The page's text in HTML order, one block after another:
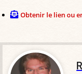
Obtenir le lien ou